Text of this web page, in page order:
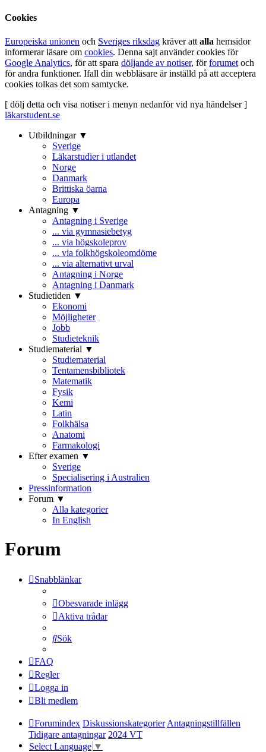
Cookies
Europeiska unionen och Sveriges riksdag kräver att alla hemsidor
informerar läsare om cookies. Denna sajt använder cookies för
Google Analytics, för att spara döljande av notiser, förforumet och
för andra funktioner. Ifall din webbläsare är inställd på att acceptera
cookies tolkas det som samtycke.
[ dölj detta och visa notiser i menyn nedanför vid nya händelser ]
läkarstudent.se
Utbildningar ▼
Sverige
Läkarstudier i utlandet
Norge
Danmark
Brittiska öarna
Europa
Antagning ▼
Antagning i Sverige
... via gymnasiebetyg
... via högskoleprov
... via folkhögskoleomdöme
... via alternativt urval
Antagning i Norge
Antagning i Danmark
Studietiden ▼
Ekonomi
Möjligheter
Jobb
Studieteknik
Studiematerial ▼
Studiematerial
Tentamensbibliotek
Matematik
Fysik
Kemi
Latin
Folkhälsa
Anatomi
Farmakologi
Efter examen ▼
Sverige
Specialisering i Australien
Pressinformation
Forum ▼
Alla kategorier
In English
Forum
Snabblänkar
Obesvarade inlägg
Aktiva trådar
Sök
FAQ
Regler
Logga in
Bli medlem
Forumindex DiskussionskategorierAntagningstillfällen
Tidigare antagningar 2024 VT
Select Language ▼